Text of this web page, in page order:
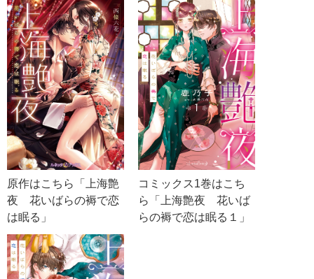
原作はこちら「上海艶
夜 花いばらの褥で恋
は眠る」
コミックス1巻はこち
ら「上海艶夜 花いば
らの褥で恋は眠る１」